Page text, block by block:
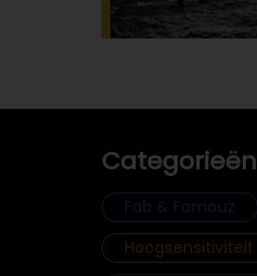
Categorieën
Fab & Famouz
Hoogsensitiviteit